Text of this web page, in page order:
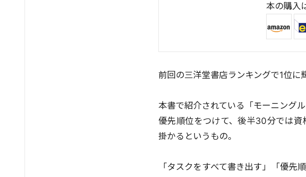
本の購入
前回の三洋堂書店ランキングで1位
本書で紹介されている「モーニング
優先順位をつけて、後半30分では
掛かるというもの。
「タスクをすべて書き出す」「優先